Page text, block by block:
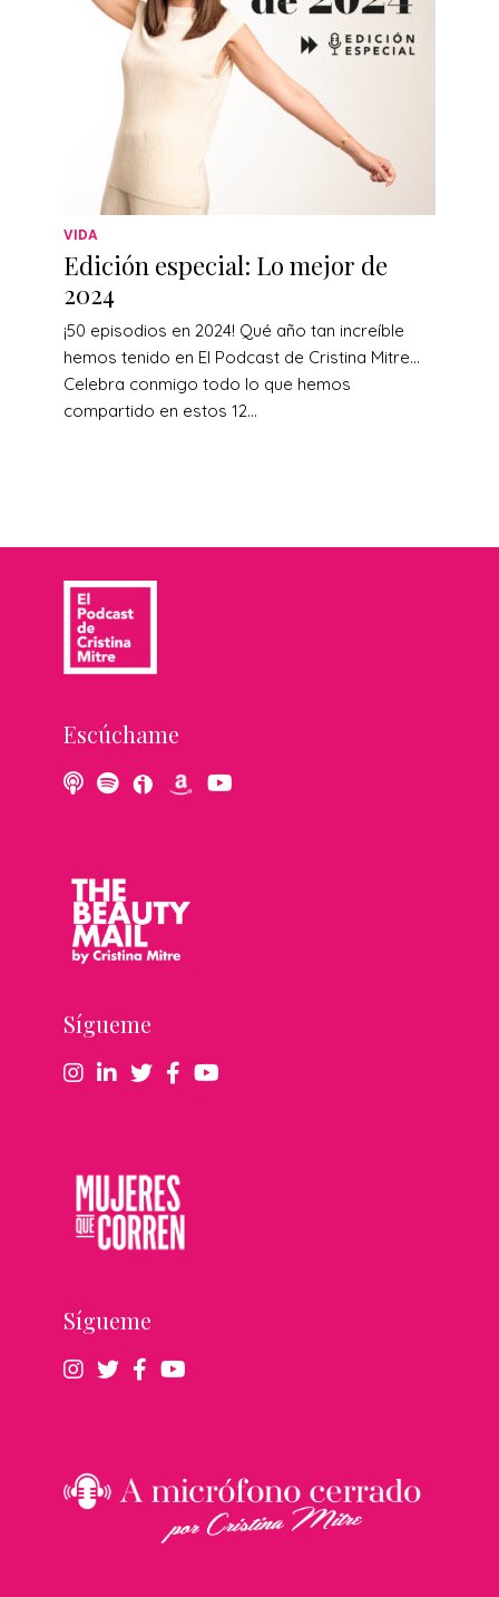
VIDA
Edición especial: Lo mejor de
2024
¡50 episodios en 2024! Qué año tan increíble
hemos tenido en El Podcast de Cristina Mitre…
Celebra conmigo todo lo que hemos
compartido en estos 12...
Escúchame
Sígueme
Sígueme